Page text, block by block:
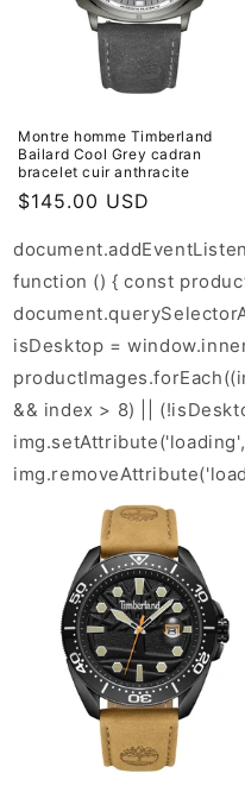
Montre homme Timberland
Bailard Cool Grey cadran
bracelet cuir anthracite
Prix
$145.00 USD
function () { const
isDesktop =
&& index > 8) ||